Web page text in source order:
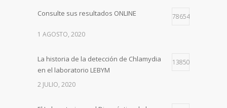
Consulte sus resultados ONLINE 78654
1 AGOSTO, 2020
La historia de la detección de Chlamydia
en el laboratorio LEBYM
13850
2 JULIO, 2020